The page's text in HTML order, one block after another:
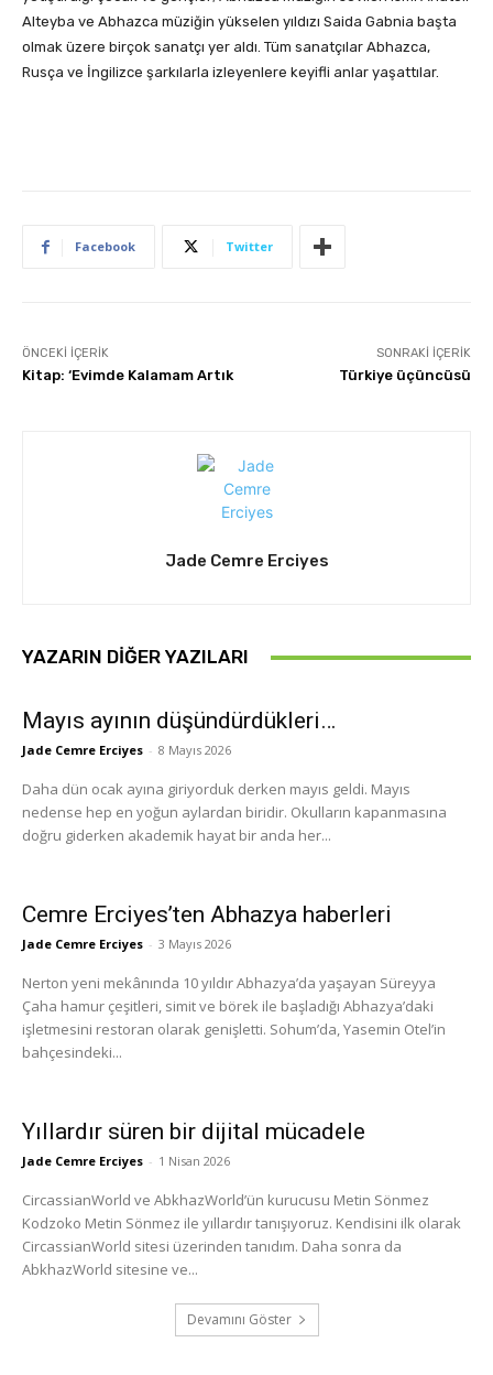
Alteyba ve Abhazca müziğin yükselen yıldızı Saida Gabnia başta
olmak üzere birçok sanatçı yer aldı. Tüm sanatçılar Abhazca,
Rusça ve İngilizce şarkılarla izleyenlere keyifli anlar yaşattılar.
Facebook Twitter
ÖNCEKI İÇERIK
Kitap: ‘Evimde Kalamam Artık
SONRAKI İÇERIK
Türkiye üçüncüsü
Jade Cemre Erciyes
YAZARIN DIĞER YAZILARI
Mayıs ayının düşündürdükleri…
Jade Cemre Erciyes - 8 Mayıs 2026
Daha dün ocak ayına giriyorduk derken mayıs geldi. Mayıs
nedense hep en yoğun aylardan biridir. Okulların kapanmasına
doğru giderken akademik hayat bir anda her...
Cemre Erciyes’ten Abhazya haberleri
Jade Cemre Erciyes - 3 Mayıs 2026
Nerton yeni mekânında 10 yıldır Abhazya’da yaşayan Süreyya
Çaha hamur çeşitleri, simit ve börek ile başladığı Abhazya’daki
işletmesini restoran olarak genişletti. Sohum’da, Yasemin Otel’in
bahçesindeki...
Yıllardır süren bir dijital mücadele
Jade Cemre Erciyes - 1 Nisan 2026
CircassianWorld ve AbkhazWorld’ün kurucusu Metin Sönmez
Kodzoko Metin Sönmez ile yıllardır tanışıyoruz. Kendisini ilk olarak
CircassianWorld sitesi üzerinden tanıdım. Daha sonra da
AbkhazWorld sitesine ve...
Devamını Göster